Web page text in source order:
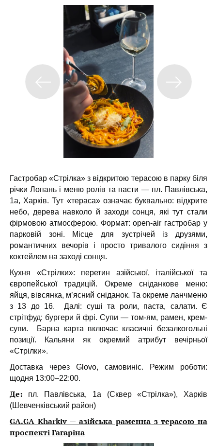
Гастробар «Стрілка» з відкритою терасою в парку біля
річки Лопань і меню ролів та пасти — пл. Павлівська,
1а, Харків.Тут «тераса» означає буквально: відкрите
небо, дерева навколо й заходи сонця, які тут стали
фірмовою атмосферою. Формат: open-air гастробар у
парковій зоні. Місце для зустрічей із друзями,
романтичних вечорів і просто тривалого сидіння з
коктейлем на заході сонця.
Кухня «Стрілки»: перетин азійської, італійської та
європейської традицій. Окреме сніданкове меню:
яйця, вівсянка, м’ясний сніданок. Та окреме ланчменю
з 13 до 16. Далі: суші та роли, паста, салати. Є
стрітфуд: бургери й фрі. Супи — том-ям, рамен, крем-
супи.
Барна карта включає класичні безалкогольні
позиції. Кальяни як окремий атрибут вечірньої
«Стрілки».
Доставка через Glovo, самовиніс. Режим роботи:
щодня 13:00–22:00.
Де: пл. Павлівська, 1а (Сквер «Стрілка»), Харків
(Шевченківський район)
GA.GA Kharkiv — азійська раменна з терасою на
проспекті Гагаріна